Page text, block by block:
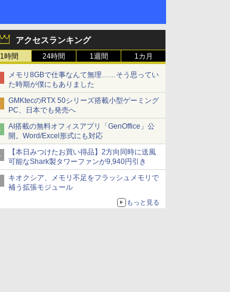
アクセスランキング
1時間 24時間 1週間 1カ月
メモリ8GBで仕事なんて無理……そう思ってい
た時期が僕にもありました
GMKtecのRTX 50シリーズ搭載小型ゲーミング
PC、日本でも発売へ
AI搭載の無料オフィスアプリ「GenOffice」公
開。Word/Excel形式にも対応
【本日みつけたお買い得品】2方向同時に送風
可能なShark製タワーファンが9,940円引き
キオクシア、メモリ不足をフラッシュメモリで
補う拡張モジュール
もっと見る